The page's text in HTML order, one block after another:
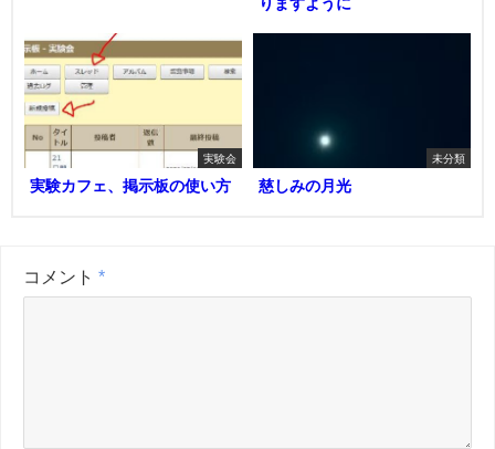
りますように
実験会
実験カフェ、掲示板の使い方
未分類
慈しみの月光
コメント *